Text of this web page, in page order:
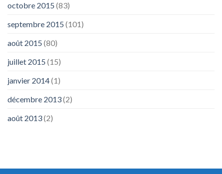
octobre 2015 (83)
septembre 2015 (101)
août 2015 (80)
juillet 2015 (15)
janvier 2014(1)
décembre 2013(2)
août 2013(2)